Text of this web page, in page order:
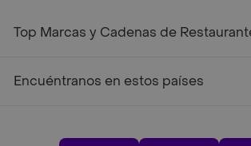
Top Marcas y Cadenas de
Encuéntranos en estos países